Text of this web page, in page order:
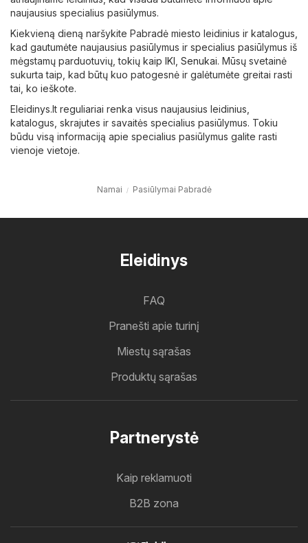
naujausius specialius pasiūlymus.
Kiekvieną dieną naršykite Pabradė miesto leidinius ir katalogus,
kad gautumėte naujausius pasiūlymus ir specialius pasiūlymus iš
mėgstamų parduotuvių, tokių kaip IKI Senukai. Mūsų svetainė
sukurta taip, kad būtų kuo patogesnė ir galėtumėte greitai rasti
tai, ko ieškote.
Eleidinys.lt reguliariai renka visus naujausius leidinius,
katalogus, skrajutes ir savaitės specialius pasiūlymus. Tokiu
būdu visą informaciją apie specialius pasiūlymus galite rasti
vienoje vietoje.
Namai Pasiūlymai Pabradė
Eleidinys
FAQ
Pranešti apie turinį
Miestų sąrašas
Produktų sąrašas
Partnerystė
Kaip reklamuoti
B2B zona